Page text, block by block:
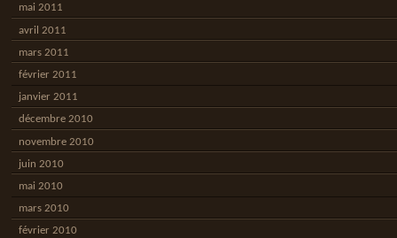
mai 2011
avril 2011
mars 2011
février 2011
janvier 2011
décembre 2010
novembre 2010
juin 2010
mai 2010
mars 2010
février 2010